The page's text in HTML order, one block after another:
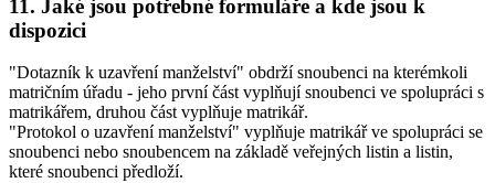
11. Jaké jsou potřebné formuláře a kde jsou k
dispozici
"Dotazník k uzavření manželství" obdrží snoubenci na kterémkoli
matričním úřadu - jeho první část vyplňují snoubenci ve spolupráci s
matrikářem, druhou část vyplňuje matrikář.
"Protokol o uzavření manželství" vyplňuje matrikář ve spolupráci se
snoubenci nebo snoubencem na základě veřejných listin a listin,
které snoubenci předloží.